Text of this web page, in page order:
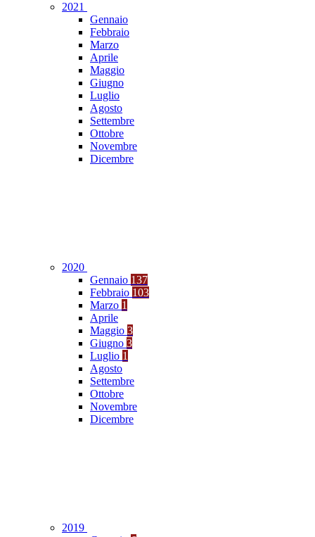
2021
Gennaio
Febbraio
Marzo
Aprile
Maggio
Giugno
Luglio
Agosto
Settembre
Ottobre
Novembre
Dicembre
2020
Gennaio 137
Febbraio 103
Marzo 1
Aprile
Maggio 3
Giugno 3
Luglio 1
Agosto
Settembre
Ottobre
Novembre
Dicembre
2019